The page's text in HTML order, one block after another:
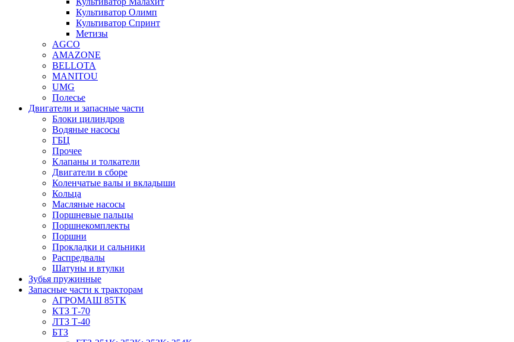
Культиватор Олимп
Культиватор Спринт
Метизы
AGCO
AMAZONE
BELLOTA
MANITOU
UMG
Полесье
Двигатели и запасные части
Блоки цилиндров
Водяные насосы
ГБЦ
Прочее
Клапаны и толкатели
Двигатели в сборе
Коленчатые валы и вкладыши
Кольца
Масляные насосы
Поршневые пальцы
Поршнекомплекты
Поршни
Прокладки и сальники
Распредвалы
Шатуны и втулки
Зубья пружинные
Запасные части к тракторам
АГРОМАШ 85ТК
КТЗ Т-70
ЛТЗ Т-40
БТЗ